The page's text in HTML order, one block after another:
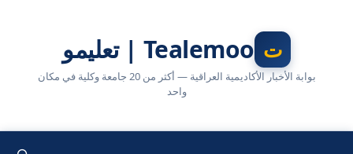
Tealemoo | تعليمو
بوابة الأخبار الأكاديمية العراقية — أكثر من 20 جامعة وكلية في مكان
واحد